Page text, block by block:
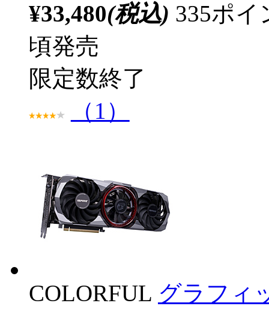
¥33,480(税込) 335ポ
頃発売
限定数終了
（1）
COLORFUL グラフィ